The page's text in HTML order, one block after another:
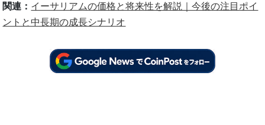
関連： イーサリアムの価格と将来性を解説｜今後の注目ポイ
ントと中長期の成長シナリオ